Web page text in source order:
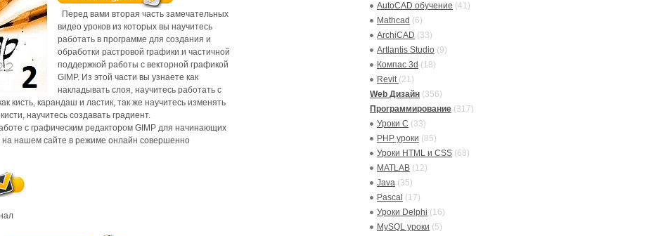
Перед вами вторая часть замечательных
видео уроков из которых вы научитесь
работать в программе для создания и
обработки растровой графики и частичной
поддержкой работы с векторной графикой
GIMP. Из этой части вы узнаете как
накладывать слоя, научитесь работать с
кисть, карандаш и ластик, так же научитесь изменять
научитесь создавать градиент.
с графическим редактором GIMP для начинающих
нашем сайте в режиме онлайн совершенно
AutoCAD обучение (41)
Mathcad (6)
ArchiCAD (33)
Artlantis Studio (9)
Компас 3d (18)
Revit (21)
Web Дизайн (356)
Программирование (317)
Уроки C (33)
PHP уроки (85)
Уроки HTML и CSS (68)
MATLAB (12)
Java (35)
Pascal (17)
Уроки Delphi (16)
MySQL уроки (5)